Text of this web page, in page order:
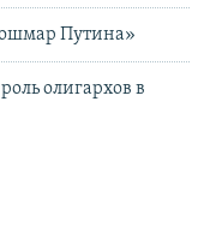
Путина»
олигархов в